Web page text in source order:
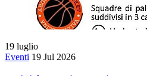
19 luglio
Eventi 19 Jul 2026